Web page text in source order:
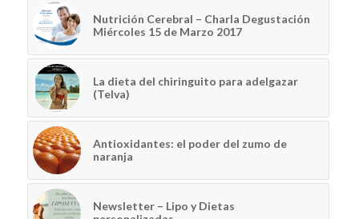
Nutrición Cerebral – Charla Degustación
Miércoles 15 de Marzo 2017
La dieta del chiringuito para adelgazar
(Telva)
Antioxidantes: el poder del zumo de
naranja
Newsletter – Lipo y Dietas